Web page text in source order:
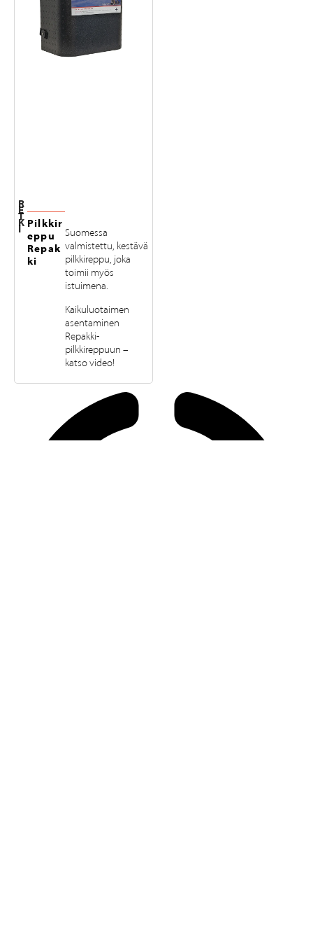
R
E
T
K
I Pilkkir
eppu
Repak
ki
Suomessa
valmistettu, kestävä
pilkkireppu, joka
toimii myös
istuimena.
Kaikuluotaimen
asentaminen
Repakki-
pilkkireppuun –
katso video!